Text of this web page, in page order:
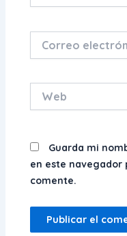
electrónico*
Guarda mi
en este navegador
comente.